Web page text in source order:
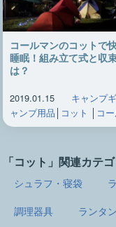
コールマンのコットで
睡眠！組み立て式と収
は？
2019.01.15 キャンプ
ャンプ用品 │ コット │ コ
「コット」関連カテ
シュラフ・寝袋
調理器具
ランタン